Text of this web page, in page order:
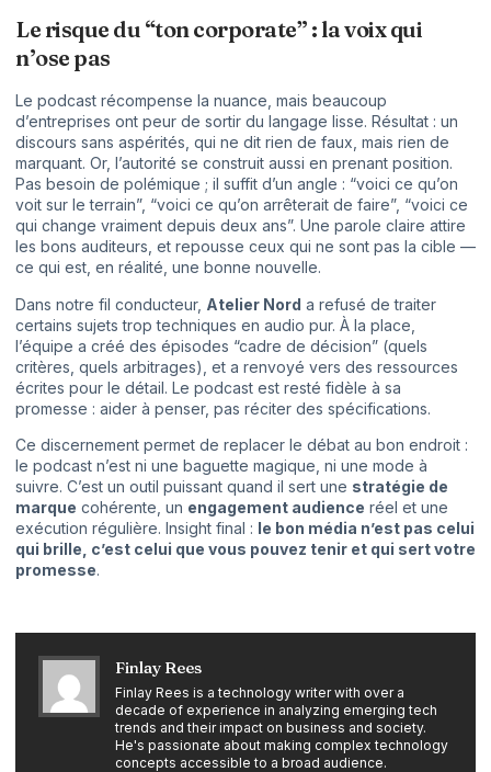
Le risque du “ton corporate” : la voix qui
n’ose pas
Le podcast récompense la nuance, mais beaucoup
d’entreprises ont peur de sortir du langage lisse. Résultat : un
discours sans aspérités, qui ne dit rien de faux, mais rien de
marquant. Or, l’autorité se construit aussi en prenant position.
Pas besoin de polémique ; il suffit d’un angle : “voici ce qu’on
voit sur le terrain”, “voici ce qu’on arrêterait de faire”, “voici ce
qui change vraiment depuis deux ans”. Une parole claire attire
les bons auditeurs, et repousse ceux qui ne sont pas la cible —
ce qui est, en réalité, une bonne nouvelle.
Dans notre fil conducteur, Atelier Nord a refusé de traiter
certains sujets trop techniques en audio pur. À la place,
l’équipe a créé des épisodes “cadre de décision” (quels
critères, quels arbitrages), et a renvoyé vers des ressources
écrites pour le détail. Le podcast est resté fidèle à sa
promesse : aider à penser, pas réciter des spécifications.
Ce discernement permet de replacer le débat au bon endroit :
le podcast n’est ni une baguette magique, ni une mode à
suivre. C’est un outil puissant quand il sert une stratégie de
marque cohérente, un engagement audience réel et une
exécution régulière. Insight final : le bon média n’est pas celui
qui brille, c’est celui que vous pouvez tenir et qui sert votre
promesse.
Finlay Rees
Finlay Rees is a technology writer with over a
decade of experience in analyzing emerging tech
trends and their impact on business and society.
He's passionate about making complex technology
concepts accessible to a broad audience.